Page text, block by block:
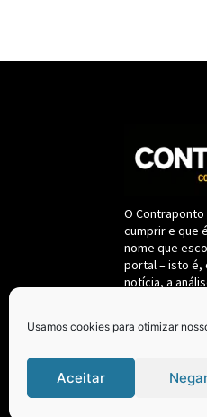
Usamos cookies para otimizar
Aceitar
O
cumprir e que
nome que
portal – isto é,
notícia, a
submeter a
oposição ou